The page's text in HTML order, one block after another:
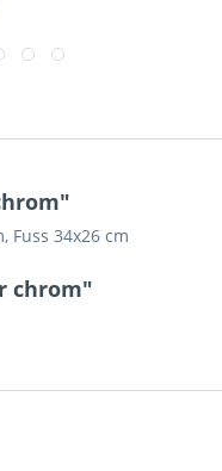
Fuss 34x26 cm
chrom"